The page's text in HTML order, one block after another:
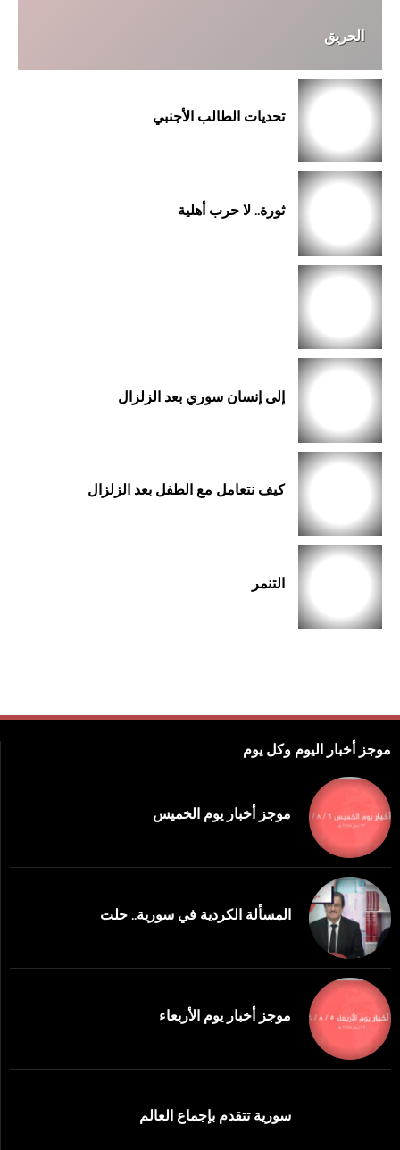
الحريق
تحديات الطالب الأجنبي
ثورة.. لا حرب أهلية
إلى إنسان سوري بعد الزلزال
كيف نتعامل مع الطفل بعد الزلزال
التنمر
موجز أخبار اليوم وكل يوم
موجز أخبار يوم الخميس
المسألة الكردية في سورية.. حلت
موجز أخبار يوم الأربعاء
سورية تتقدم بإجماع العالم